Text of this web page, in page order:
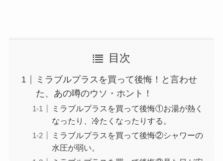
目次
ミラブルプラスを買って後悔！と言わせ
た、あの噂のウソ・ホント！
ミラブルプラスを買って後悔①お湯が熱く
なったり、冷たくなったりする。
ミラブルプラスを買って後悔②シャワーの
水圧が弱い。